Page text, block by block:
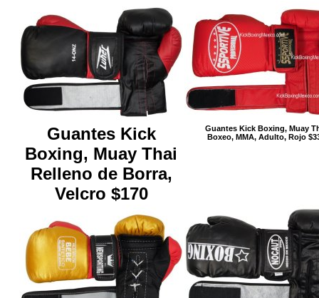
Guantes Kick
Boxing, Muay Thai
Relleno de Borra,
Velcro $170
Guantes Kick Boxing, Muay
Boxeo, MMA, Adulto, Rojo